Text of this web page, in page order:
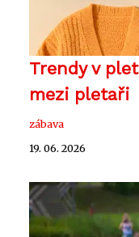
Trendy v
mezi pletaři
zábava
19. 06. 2026